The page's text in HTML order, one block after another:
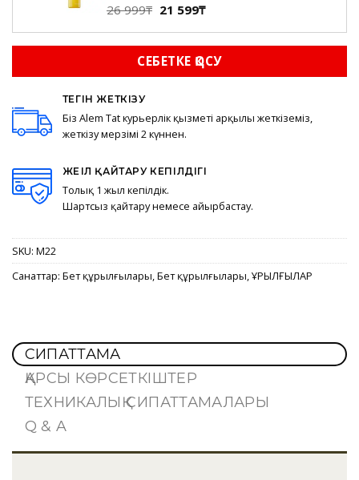
26 999₸ Бастапқы
бағасы:
26
999₸.
21 599₸Ағымдағы
баға:
21
599₸.
СЕБЕТКЕ ҚОСУ
ТЕГІН ЖЕТКІЗУ
Біз Alem Tat курьерлік қызметі арқылы жеткіземіз,
жеткізу мерзімі 2 күннен.
ЖЕҢІЛ ҚАЙТАРУ КЕПІЛДІГІ
Толық 1 жыл кепілдік.
Шартсыз қайтару немесе айырбастау.
SKU: M22
Санаттар: Бет құрылғылары,Бет құрылғылары,ҚҰРЫЛҒЫЛАР
СИПАТТАМА
ҚАРСЫ КӨРСЕТКІШТЕР
ТЕХНИКАЛЫҚ СИПАТТАМАЛАРЫ
Q & A